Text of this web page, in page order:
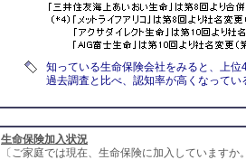
知っている生命保険会社をみると、上
過去調査と比べ、認知率が高くなってい
生命保険加入状況
〔ご家庭では現在、生命保険に加入していますか